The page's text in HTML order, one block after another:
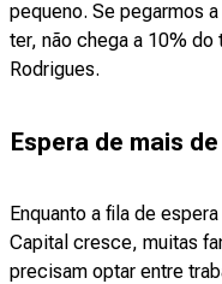
pequeno. Se pegarmos
ter, não chega a 10%
Rodrigues.
Espera de mais
Enquanto a fila de
Capital cresce, muitas
precisam optar entre